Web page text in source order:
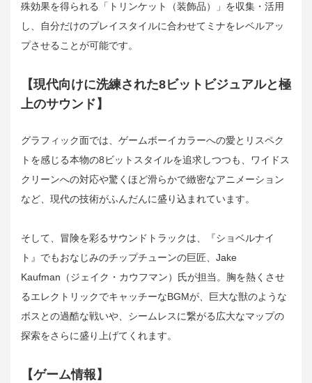
殊効果を得られる「トリンケット（装飾品）」を収集・活用
し、自分だけのプレイスタイルに合わせてミナをレベルアッ
プさせることが可能です。
【現代向けに洗練された8ビットビジュアルと極
上のサウンド】
グラフィック面では、ゲームボーイカラーへの愛とリスペク
トを感じる本物の8ビットスタイルを追求しつつも、ワイドス
クリーンへの対応や驚くほど滑らかで緻密なアニメーション
など、現代の技術がふんだんに盛り込まれています。
そして、冒険を彩るサウンドトラックは、『ショベルナイ
ト』でもおなじみのチップチューンの巨匠、Jake
Kaufman（ジェイク・カウフマン）氏が担当。胸を熱くさせ
るエレクトリックでキャッチーなBGMが、巨大な獣のような
ボスとの過酷な戦いや、シームレスに繋がる広大なマップの
探索をさらに盛り上げてくれます。
【ゲーム情報】